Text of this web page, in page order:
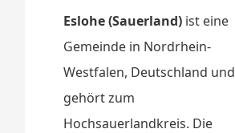
Eslohe (Sauerland) ist eine
Gemeinde in Nordrhein-
Westfalen, Deutschland und
gehört zum
Hochsauerlandkreis. Die